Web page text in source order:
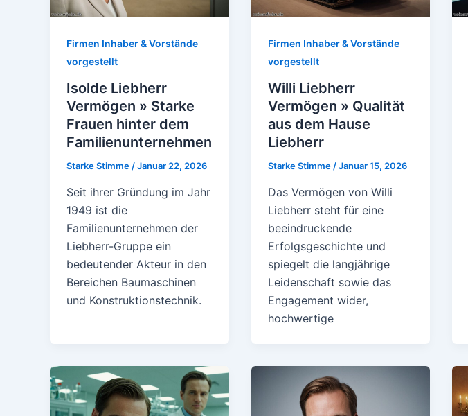
Firmen Inhaber & Vorstände
vorgestellt
Isolde Liebherr
Vermögen » Starke
Frauen hinter dem
Familienunternehmen
Starke Stimme/Januar 22, 2026
Seit ihrer Gründung im Jahr
1949 ist die
Familienunternehmen der
Liebherr-Gruppe ein
bedeutender Akteur in den
Bereichen Baumaschinen
und Konstruktionstechnik.
Firmen Inhaber & Vorstände
vorgestellt
Willi Liebherr
Vermögen » Qualität
aus dem Hause
Liebherr
Starke Stimme/Januar 15, 2026
Das Vermögen von Willi
Liebherr steht für eine
beeindruckende
Erfolgsgeschichte und
spiegelt die langjährige
Leidenschaft sowie das
Engagement wider,
hochwertige